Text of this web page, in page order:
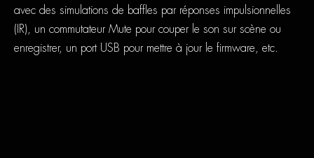
avec des simulations de baffles par réponses impulsionnelles
(IR), un commutateur Mute pour couper le son sur scène ou
enregistrer, un port USB pour mettre à jour le firmware, etc.